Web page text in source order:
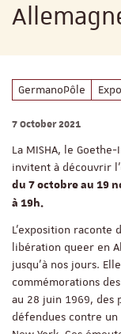
GermanoPôle
7 October 2021
La MISHA, le
invitent à découvrir
du 7 octobre au 19
à 19h.
L’exposition
libération queer en
jusqu’à nos jours.
commémorations
au 28 juin 1969, des
défendues contre